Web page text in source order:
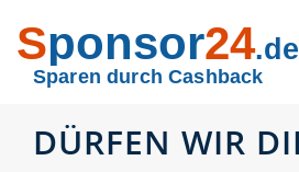
Sponsor24.de
Sparen durch Cashback
DÜRFEN WIR